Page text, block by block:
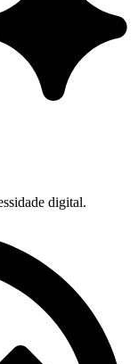
digital.